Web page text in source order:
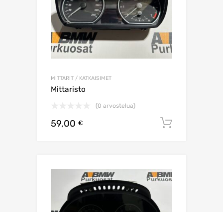
MITTARIT / KATKAISIMET
Mittaristo
(0 arvostelua)
59,00 €